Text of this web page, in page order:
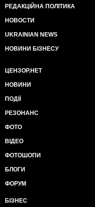
РЕДАКЦІЙНА ПОЛІТИКА
НОВОСТИ
UKRAINIAN NEWS
НОВИНИ БІЗНЕСУ
ЦЕНЗОР.НЕТ
НОВИНИ
ПОДІЇ
РЕЗОНАНС
ФОТО
ВІДЕО
ФОТОШОПИ
БЛОГИ
ФОРУМ
БІЗНЕС